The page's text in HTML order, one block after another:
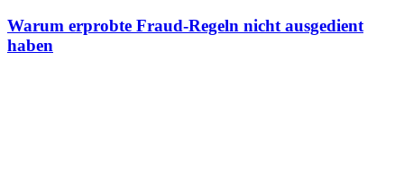
Warum erprobte Fraud-Regeln nicht ausgedient
haben